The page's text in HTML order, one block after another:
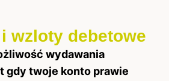
wzloty debetowe
wydawania
gdy twoje konto prawie